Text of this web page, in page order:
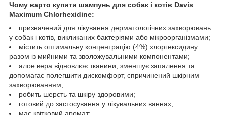
Чому варто купити шампунь для собак і котів Davis
Maximum Chlorhexidine:
призначений для лікування дерматологічних захворювань
у собак і котів, викликаних бактеріями або мікроорганізмами;
містить оптимальну концентрацію (4%) хлоргексидину
разом із мийними та зволожувальними компонентами;
алое вера відновлює тканини, зменшує запалення та
допомагає полегшити дискомфорт, спричинений шкірним
захворюванням;
робить шерсть та шкіру здоровими;
готовий до застосування у лікувальних ваннах;
має квітковий аромат;